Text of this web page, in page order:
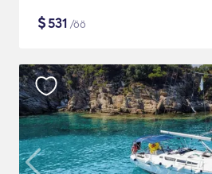
$531 /öö